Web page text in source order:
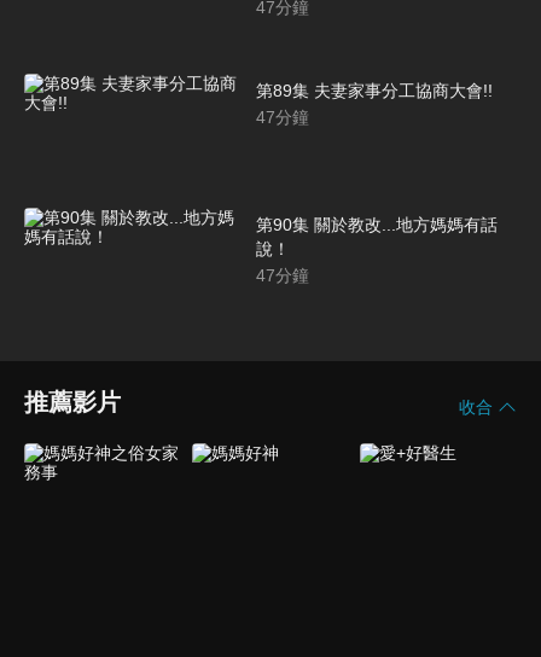
47分鐘
第89集 夫妻家事分工協商大會!!
47分鐘
第90集 關於教改...地方媽媽有話
說！
47分鐘
推薦影片 收合